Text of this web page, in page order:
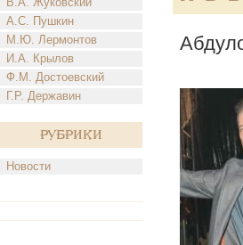
А.С. Пушкин
М.Ю. Лермонтов
И.А. Крылов
Ф.М. Достоевский
Г.Р. Державин
Рубрики
Новости